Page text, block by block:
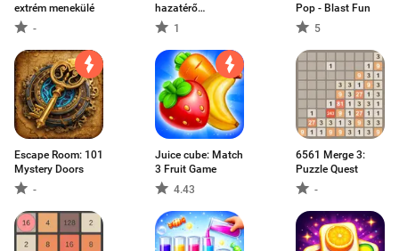
extrém menekülé
-
hazatérő
menekülése
1
Pop - Blast Fun
5
Escape Room: 101
Mystery Doors
-
Juice cube: Match
3 Fruit Game
4.43
6561 Merge 3:
Puzzle Quest
-